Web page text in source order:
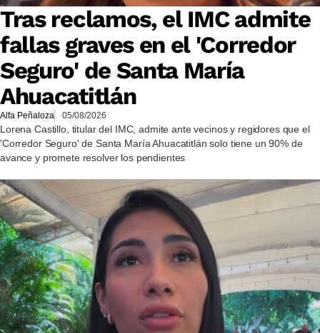
Tras reclamos, el IMC admite
fallas graves en el 'Corredor
Seguro' de Santa María
Ahuacatitlán
Alfa Peñaloza 05/08/2026
Lorena Castillo, titular del IMC, admite ante vecinos y regidores que el
'Corredor Seguro' de Santa María Ahuacatitlán solo tiene un 90% de
avance y promete resolver los pendientes